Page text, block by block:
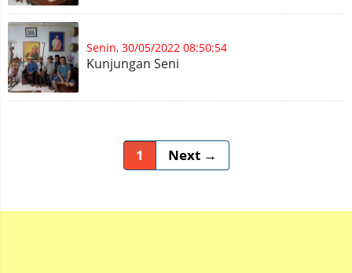
Senin, 30/05/2022 08:50:54
Kunjungan Seni
1 Next →